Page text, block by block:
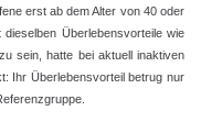
erst ab dem Alter von 40 oder
Überlebensvorteile wie
sein, hatte bei aktuell inaktiven
Ihr Überlebensvorteil betrug nur